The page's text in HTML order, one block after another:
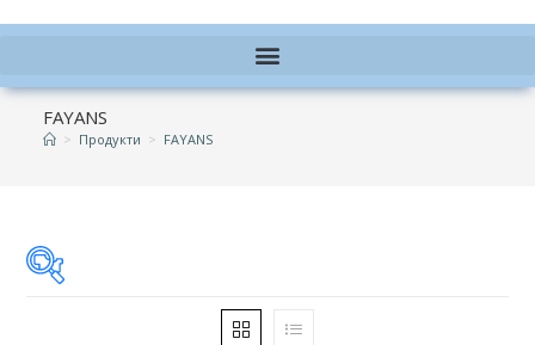
FAYANS
> Продукти > FAYANS